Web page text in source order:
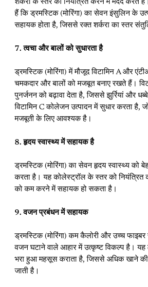
शर्करा के स्तर को नियंत्रित करने में मदद करते
हैं कि ड्रमस्टिक (मोरिंगा) का सेवन इंसुलिन के
सहायक होता है, जिससे रक्त शर्करा का स्तर
7. त्वचा और बालों को सुधारता है
ड्रमस्टिक (मोरिंगा) में मौजूद विटामिन A और
चमकदार और बालों को मजबूत बनाए रखते हैं।
पुनर्जनन को बढ़ावा देता है, जिससे झुर्रियां और
विटामिन C कोलेजन उत्पादन में सुधार करता है,
मजबूती के लिए आवश्यक है।
8. हृदय स्वास्थ्य में सहायक है
ड्रमस्टिक (मोरिंगा) का सेवन हृदय स्वास्थ्य को
करता है। यह कोलेस्ट्रॉल के स्तर को नियंत्रित
को कम करने में सहायक हो सकता है।
9. वजन प्रबंधन में सहायक
ड्रमस्टिक (मोरिंगा) कम कैलोरी और उच्च फाइबर
वजन घटाने वाले आहार में उत्कृष्ट विकल्प है।
भरा हुआ महसूस कराता है, जिससे अधिक खाने की
जाती है।